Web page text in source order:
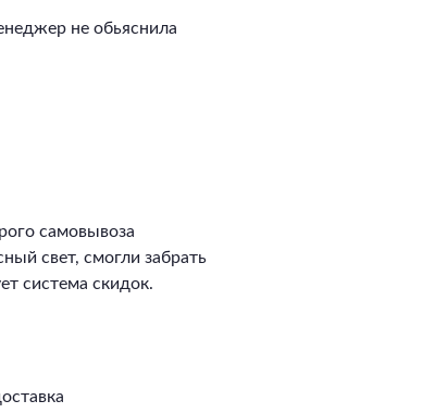
не обьяснила
самовывоза
свет, смогли забрать
система скидок.